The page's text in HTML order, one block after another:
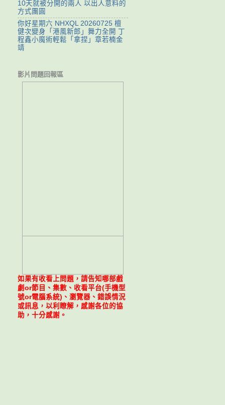
10天就被分開的兩人 以出人意料的
方式團圓
你好星期六 NHXQL 20260725 檀
健次變身「港風新郎」舞力全開 丁
程鑫小魔術輕鬆「拿捏」章若楠金
靖
影片問題回報區
如果有收看上問題，請告知哪部戲
劇or節目、集數、收看平台(手機型
號or電腦系統)、瀏覽器、錯誤情況
或訊息，以利瞭解，感謝各位的協
助，十分感謝。